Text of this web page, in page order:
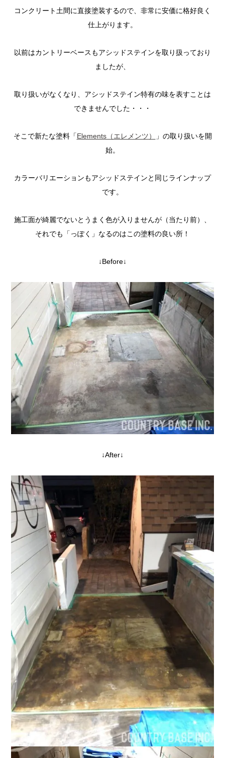
コンクリート土間に直接塗装するので、非常に安価に格好良く
仕上がります。
以前はカントリーベースもアシッドステインを取り扱っており
ましたが、
取り扱いがなくなり、アシッドステイン特有の味を表すことは
できませんでした・・・
そこで新たな塗料「Elements（エレメンツ）
」の取り扱いを開
始。
カラーバリエーションもアシッドステインと同じラインナップ
です。
施工面が綺麗でないとうまく色が入りませんが（当たり前）、
それでも「っぽく」なるのはこの塗料の良い所！
↓Before↓
↓After↓